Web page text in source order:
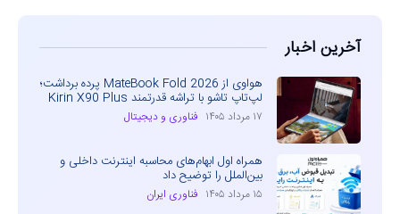
آخرین اخبار
هواوی از MateBook Fold 2026 پرده برداشت؛
لپ‌تاپ تاشو با تراشه قدرتمند Kirin X90 Plus
۱۷ مرداد ۱۴۰۵ فناوری و دیجیتال
همراه اول ابهام‌های محاسبه اینترنت داخلی و
بین‌الملل را توضیح داد
۱۵ مرداد ۱۴۰۵ فناوری ایران